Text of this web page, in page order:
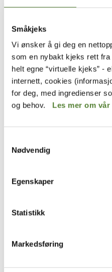
Småkjeks
Vi ønsker å gi deg en
som en nybakt kjeks rett
helt egne “virtuelle kjeks” -
internett, cookies
for deg, med ingredienser
og behov. Les mer om
Nødvendig
Egenskaper
Statistikk
Markedsføring
Hvilke fordeler får jeg med
Når er det gratis inngang for
oss som har årskort?
Kan jeg avbestille et årskort
Hva er Høstkortet i
noe jeg kan printe ut og pakke